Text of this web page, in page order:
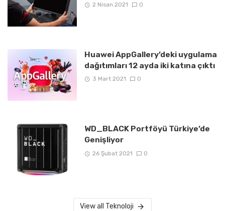
2 Nisan 2021 0
Huawei AppGallery’deki uygulama
dağıtımları 12 ayda iki katına çıktı
3 Mart 2021 0
WD_BLACK Portföyü Türkiye’de
Genişliyor
26 Şubat 2021 0
View all Teknoloji